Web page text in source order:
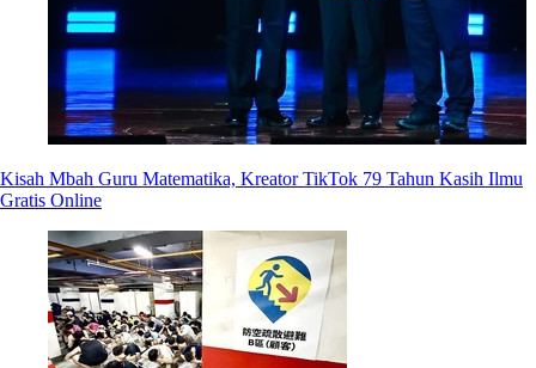
Kisah Mbah Guru Matematika, Kreator TikTok 79 Tahun Kasih Ilmu
Gratis Online